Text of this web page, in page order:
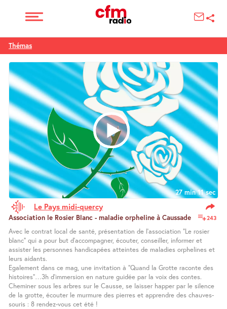
Thémas
27 min 11 sec
Le Pays midi-quercy
243
Association le Rosier Blanc - maladie orpheline à Caussade
Avec le contrat local de santé, présentation de l’association "Le rosier
blanc" qui a pour but d’accompagner, écouter, conseiller, informer et
assister les personnes handicapées atteintes de maladies orphelines et
leurs aidants.
Egalement dans ce mag, une invitation à "Quand la Grotte raconte des
histoires"…3h d’immersion en nature guidée par la voix des contes.
Cheminer sous les arbres sur le Causse, se laisser happer par le silence
de la grotte, écouter le murmure des pierres et apprendre des chauves-
souris : 8 rendez-vous cet été !